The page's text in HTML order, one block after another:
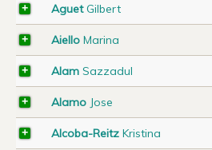
AguetGilbert
Aiello Marina
Alam Sazzadul
Alamo Jose
Alcoba-Reitz Kristina